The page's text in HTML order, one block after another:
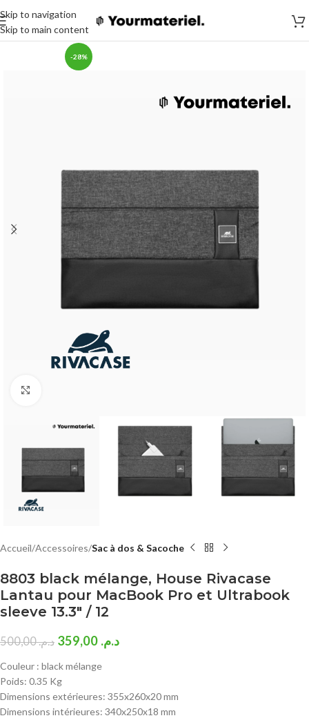
Skip to navigation
Skip to main content
-28%
Accueil Accessoires Sac à dos & Sacoche
8803 black mélange, House Rivacase
Lantau pour MacBook Pro et Ultrabook
sleeve 13.3″ / 12
د.م.500,00 د.م.
Couleur : black mélange
Poids: 0.35 Kg
Dimensions extérieures: 355x260x20 mm
Dimensions intérieures: 340x250x18 mm